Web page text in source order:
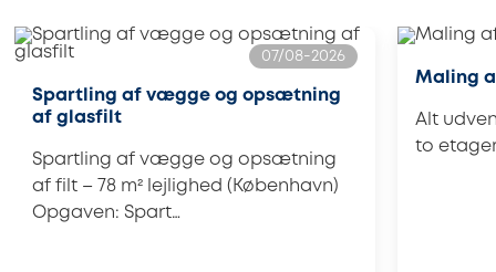
07/08-2026
Spartling af vægge og opsætning
af glasfilt
Spartling af vægge og opsætning
af filt – 78 m² lejlighed (København)
Opgaven: Spart…
Maling
Alt
to